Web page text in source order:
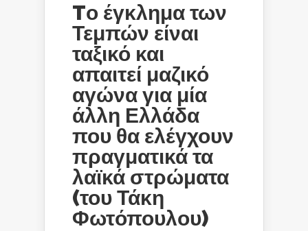
Tο έγκλημα των
Τεμπών είναι
ταξικό και
απαιτεί μαζικό
αγώνα για μία
άλλη Ελλάδα
που θα ελέγχουν
πραγματικά τα
λαϊκά στρώματα
(του Τάκη
Φωτόπουλου)